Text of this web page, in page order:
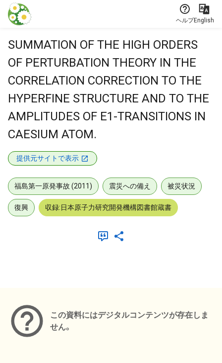
本文に飛ぶ
ヘルプEnglish
SUMMATION OF THE HIGH ORDERS
OF PERTURBATION THEORY IN THE
CORRELATION CORRECTION TO THE
HYPERFINE STRUCTURE AND TO THE
AMPLITUDES OF E1-TRANSITIONS IN
CAESIUM ATOM.
提供元サイトで表示
福島第一原発事故 (2011) 震災への備え 被災状況
復興 収録:日本原子力研究開発機構図書館蔵書
この資料にはデジタルコンテンツが存在しま
せん。